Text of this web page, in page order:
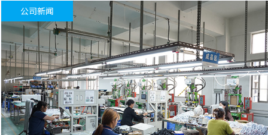
公司新闻